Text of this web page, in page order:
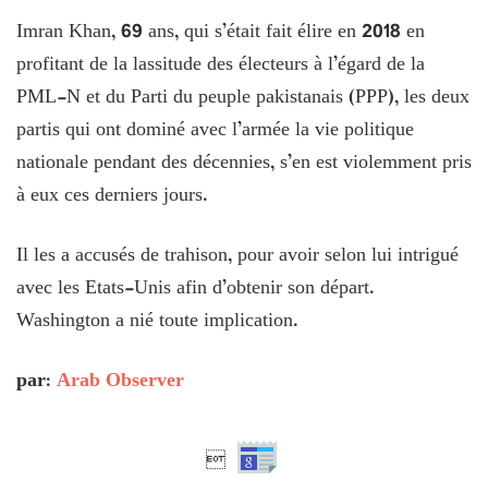
Imran Khan, 69 ans, qui s’était fait élire en 2018 en
profitant de la lassitude des électeurs à l’égard de la
PML-N et du Parti du peuple pakistanais (PPP), les deux
partis qui ont dominé avec l’armée la vie politique
nationale pendant des décennies, s’en est violemment pris
à eux ces derniers jours.
Il les a accusés de trahison, pour avoir selon lui intrigué
avec les Etats-Unis afin d’obtenir son départ.
Washington a nié toute implication.
par: Arab Observer
